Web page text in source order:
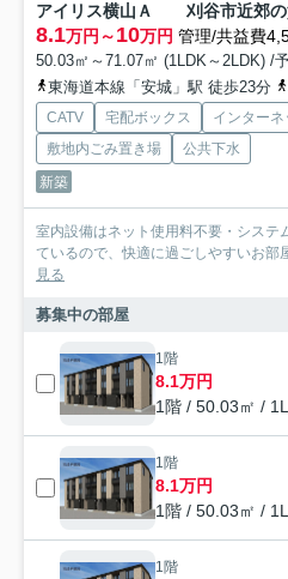
8.1万円～10万円 管理/共益費
50.03㎡～71.07㎡ (1LDK～2LDK) /
東海道本線「安城」駅 徒歩23分
CATV 宅配ボックス インター
敷地内ごみ置き場
公共下水
新築
室内設備はネット使用料不要・システ
ているので、快適に過ごしやすいお部
見る
募集中の部屋
1階
8.1万円
1階 / 50.03㎡ /
1階
8.1万円
1階 / 50.03㎡ /
1階